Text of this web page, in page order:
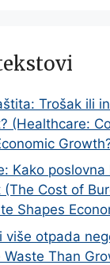
Trošak ili
(Healthcare:
Kako
Cost of
Shapes
više otpada
Than